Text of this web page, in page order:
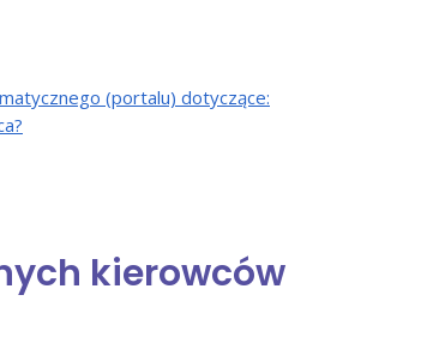
(portalu) dotyczące:
kierowców